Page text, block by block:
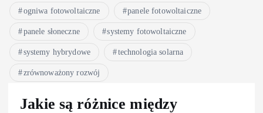
ogniwa fotowoltaiczne panele fotowoltaiczne
panele słoneczne systemy fotowoltaiczne
systemy hybrydowe technologia solarna
zrównoważony rozwój
Jakie są różnice między